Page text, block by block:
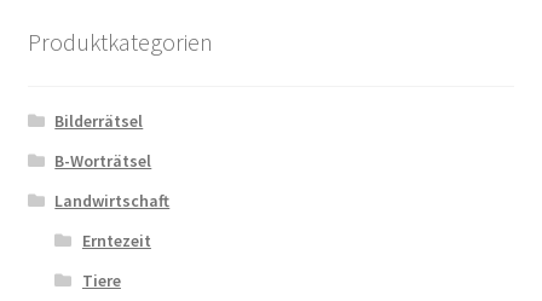
Produktkategorien
Bilderrätsel
B-Worträtsel
Landwirtschaft
Erntezeit
Tiere